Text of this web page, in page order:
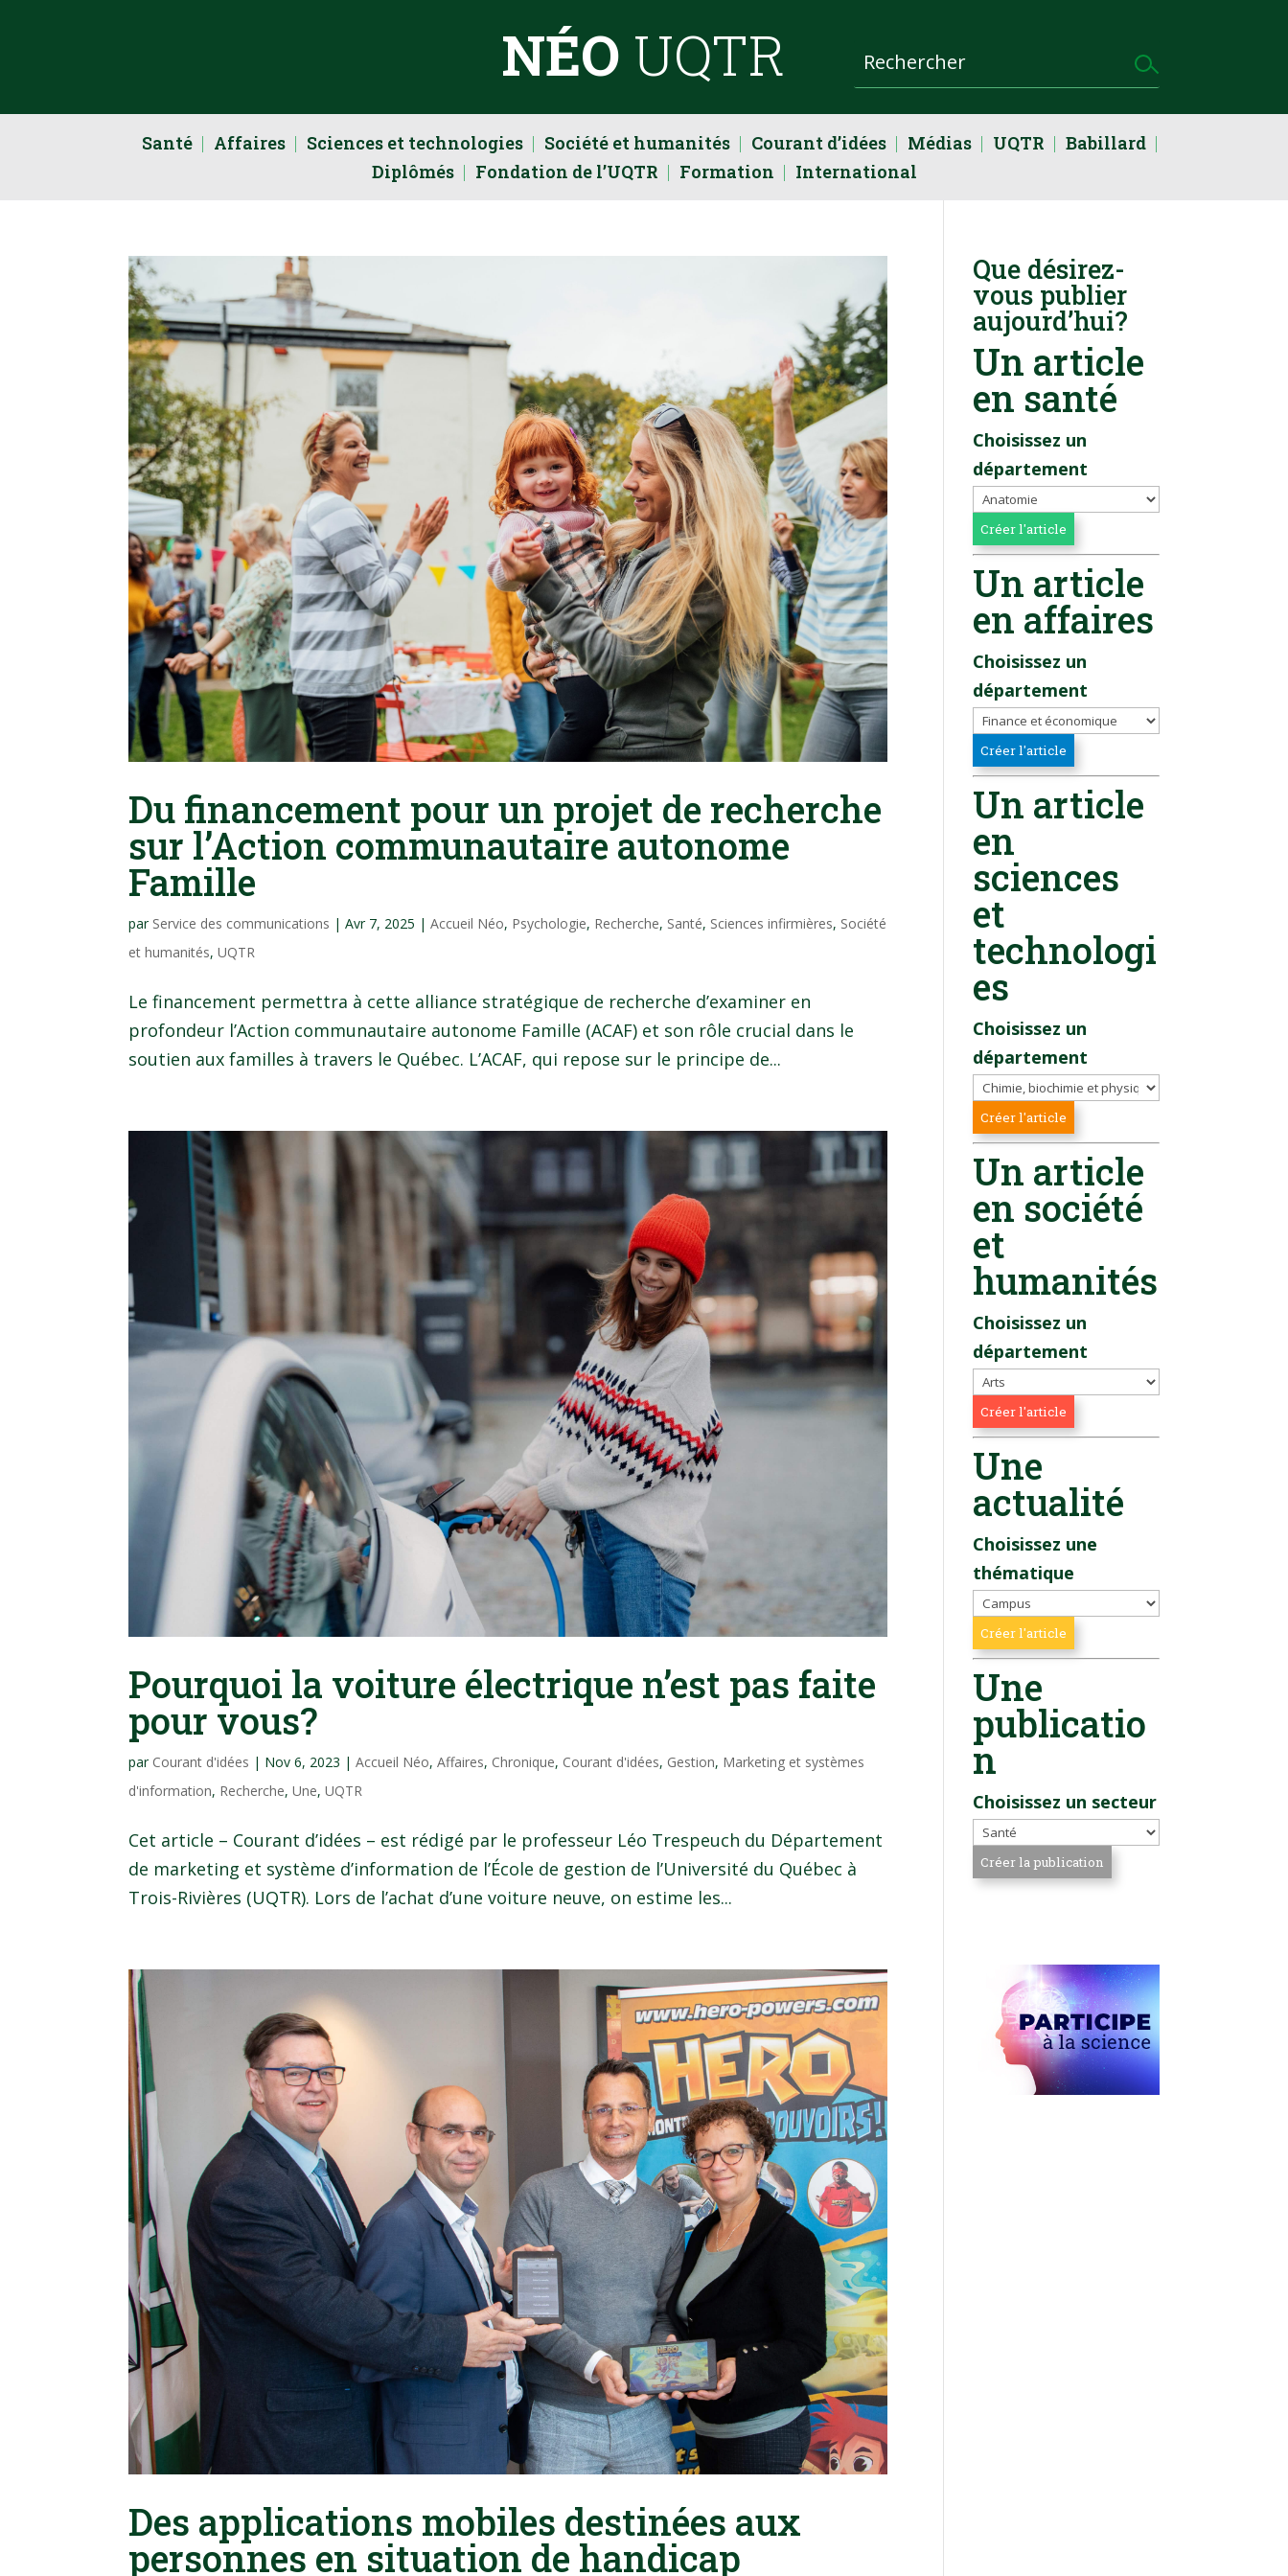
NÉO UQTR
Santé Affaires Sciences et technologies Société et humanités Courant d’idées Médias UQTR
Babillard
Diplômés
Fondation de l’UQTR Formation International
Du financement pour un projet de recherche
sur l’Action communautaire autonome
Famille
par Service des communications |Avr 7, 2025 |Accueil Néo, Psychologie, Recherche, Santé, Sciences infirmières, Société
et humanités,UQTR
Le financement permettra à cette alliance stratégique de recherche d’examiner en
profondeur l’Action communautaire autonome Famille (ACAF) et son rôle crucial dans le
soutien aux familles à travers le Québec. L’ACAF, qui repose sur le principe de...
Pourquoi la voiture électrique n’est pas faite
pour vous?
par Courant d'idées | Nov 6, 2023 |Accueil Néo,Affaires, Chronique, Courant d'idées, Gestion, Marketing et systèmes
d'information, Recherche,Une,UQTR
Cet article – Courant d’idées – est rédigé par le professeur Léo Trespeuch du Département
de marketing et système d’information de l’École de gestion de l’Université du Québec à
Trois-Rivières (UQTR). Lors de l’achat d’une voiture neuve, on estime les...
Des applications mobiles destinées aux
personnes en situation de handicap
Que désirez-
vous publier
aujourd’hui?
Un article
en santé
Choisissez un
département
Un article
en affaires
Choisissez un
département
Un article
en
sciences
et
technologi
es
Choisissez un
département
Un article
en société
et
humanités
Choisissez un
département
Une
actualité
Choisissez une
thématique
Une
publicatio
n
Choisissez un secteur